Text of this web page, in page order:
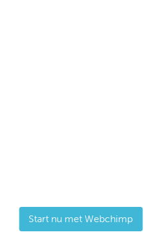
Start nu met Webchimp